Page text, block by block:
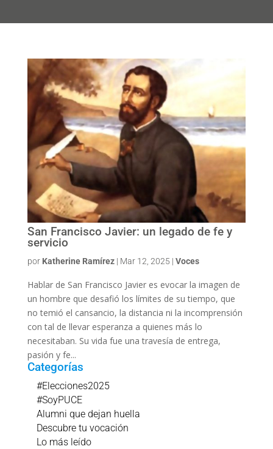
San Francisco Javier: un legado de fe y
servicio
por Katherine Ramírez| Mar 12, 2025 | Voces
Hablar de San Francisco Javier es evocar la imagen de
un hombre que desafió los límites de su tiempo, que
no temió el cansancio, la distancia ni la incomprensión
con tal de llevar esperanza a quienes más lo
necesitaban. Su vida fue una travesía de entrega,
pasión y fe...
Categorías
#Elecciones2025
#SoyPUCE
Alumni que dejan huella
Descubre tu vocación
Lo más leído